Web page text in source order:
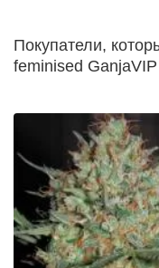
Покупатели,
feminised